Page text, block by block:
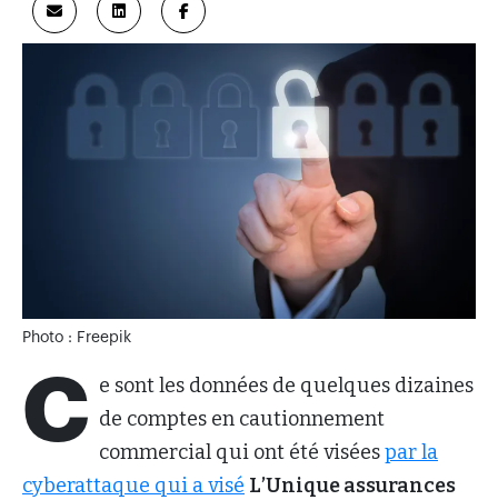
Photo : Freepik
C e sont les données de quelques dizaines
de comptes en cautionnement
commercial qui ont été viséespar la
cyberattaque qui a visé L’Unique assurances